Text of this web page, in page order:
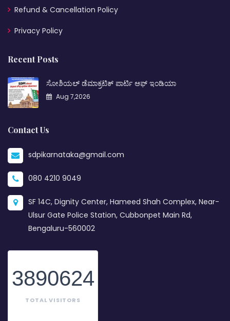
Refund & Cancellation Policy
Privacy Policy
Recent Posts
ಸೋಶಿಯಲ್ ಡೆಮಾಕ್ರಟಿಕ್ ಪಾರ್ಟಿ ಆಫ್ ಇಂಡಿಯಾ
Aug 7,2026
Contact Us
sdpikarnataka@gmail.com
080 4210 9049
SF 14C, Dignity Center, Hameed Shah Complex, Near-
Ulsur Gate Police Station, Cubbonpet Main Rd,
Bengaluru-560002
3890624
TOTAL VISITORS